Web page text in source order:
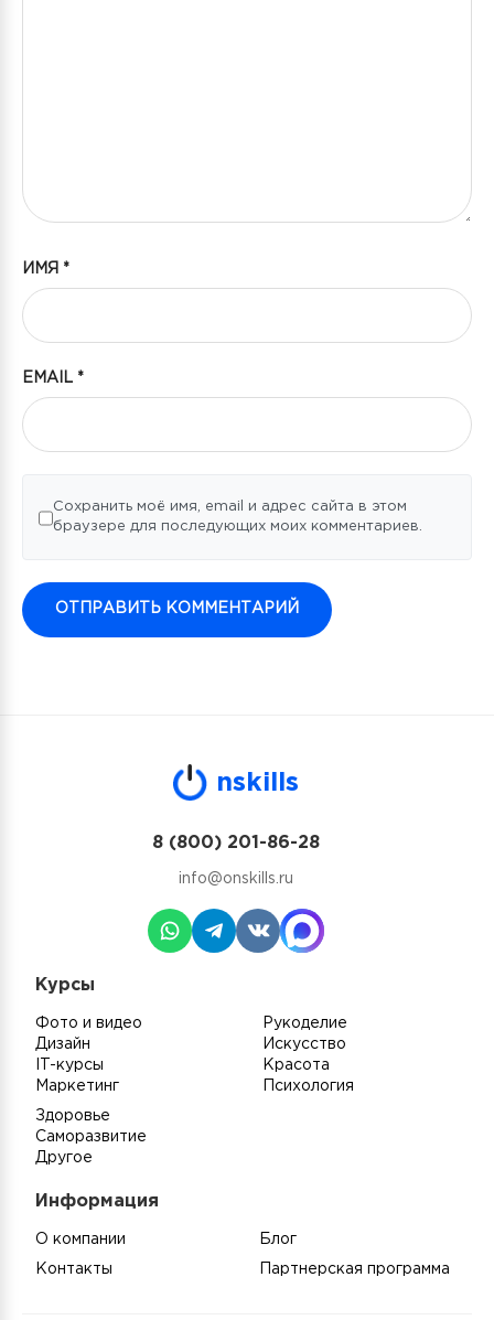
ИМЯ *
EMAIL *
Сохранить моё имя, email и адрес сайта в этом
браузере для последующих моих комментариев.
nskills
8 (800) 201-86-28
info@onskills.ru
Курсы
Фото и видео
Дизайн
IT-курсы
Маркетинг
Рукоделие
Искусство
Красота
Психология
Здоровье
Саморазвитие
Другое
Информация
О компании Блог
Контакты Партнерская программа